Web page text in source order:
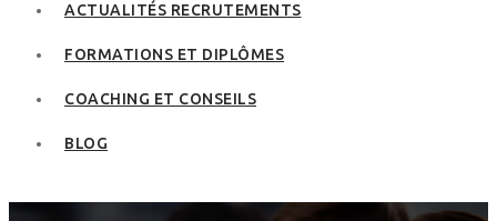
ACTUALITÉS RECRUTEMENTS
FORMATIONS ET DIPLÔMES
COACHING ET CONSEILS
BLOG